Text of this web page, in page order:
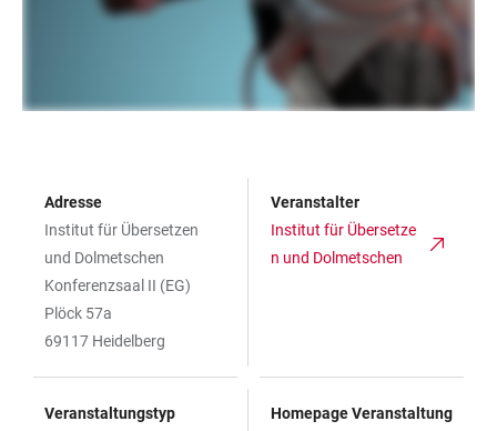
Adresse
Institut für Übersetzen
und Dolmetschen
Konferenzsaal II (EG)
Plöck 57a
69117 Heidelberg
Veranstalter
Institut für Übersetze
n und Dolmetschen
Veranstaltungstyp
Homepage Veranstaltung